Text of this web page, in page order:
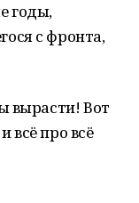
годы,
с фронта,
вырасти! Вот
всё про всё